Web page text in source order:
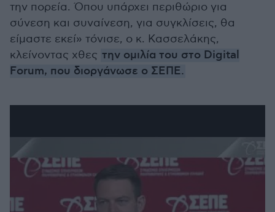
την πορεία. Όπου υπάρχει περιθώριο για
σύνεση και συναίνεση, για συγκλίσεις, θα
είμαστε εκεί» τόνισε, ο κ. Κασσελάκης,
κλείνοντας χθες την ομιλία του στο Digital
Forum, που διοργάνωσε ο ΣΕΠΕ.